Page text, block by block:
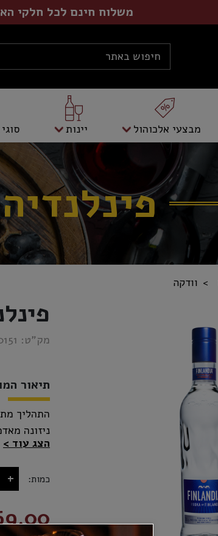
משלוח חינם לכל חלקי
מבצעי אלכוהול יינות
פינלנדיה 700
וודקה
מק”ט:
תיאור
התהליך
ניזונה
לרמה אלכוהולית של 40%
הצג עוד
כמות: +